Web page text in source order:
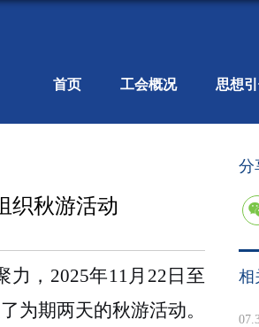
首页 工会概况 思想
织秋游活动
，2025年11月22日至
为期两天的秋游活动。
分
相